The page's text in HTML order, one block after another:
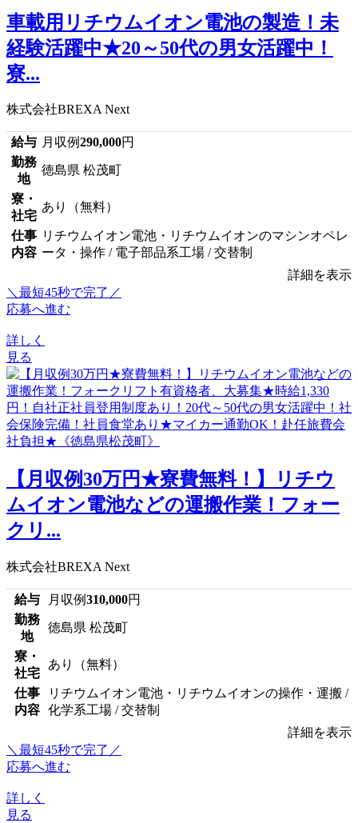
車載用リチウムイオン電池の製造！未
経験活躍中★20～50代の男女活躍中！
寮...
株式会社BREXA Next
給与 月収例290,000円
勤務
地
徳島県 松茂町
寮・
社宅
あり（無料）
仕事
内容
リチウムイオン電池・リチウムイオンのマシンオペレ
ータ・操作 / 電子部品系工場 / 交替制
詳細を表示
＼最短45秒で完了／
応募へ進む
詳しく
見る
【月収例30万円★寮費無料！】リチウ
ムイオン電池などの運搬作業！フォー
クリ...
株式会社BREXA Next
給与 月収例310,000円
勤務
地
徳島県 松茂町
寮・
社宅
あり（無料）
仕事
内容
リチウムイオン電池・リチウムイオンの操作・運搬 /
化学系工場 / 交替制
詳細を表示
＼最短45秒で完了／
応募へ進む
詳しく
見る